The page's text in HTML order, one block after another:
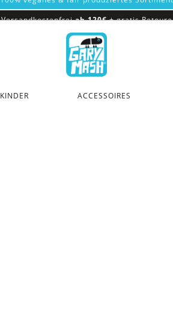
Versandkostenfreiab 120€+ gratisRetoure
100% veganes & fair produziertes Sortiment
Versandkostenfreiab 120€
KINDER ACCESSOIRES